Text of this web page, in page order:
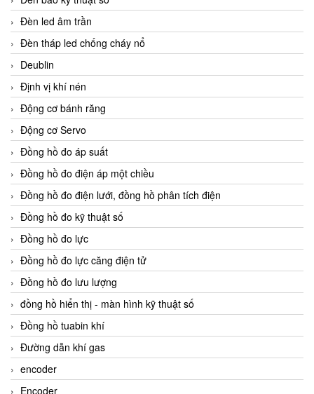
Đèn led âm trần
Đèn tháp led chống cháy nổ
Deublin
Định vị khí nén
Động cơ bánh răng
Động cơ Servo
Đồng hồ đo áp suất
Đồng hồ đo điện áp một chiều
Đồng hồ đo điện lưới, đồng hồ phân tích điện
Đồng hồ đo kỹ thuật số
Đồng hồ đo lực
Đồng hồ đo lực căng điện tử
Đồng hồ đo lưu lượng
đồng hồ hiển thị - màn hình kỹ thuật số
Đồng hồ tuabin khí
Đường dẫn khí gas
encoder
Encoder